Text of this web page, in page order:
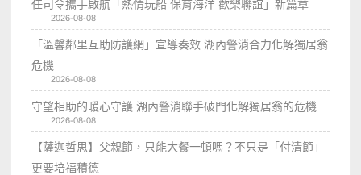
任司令攜手啟航「熱情玩船 保育海洋 歡樂聯誼」新篇章
2026-08-08
「溫馨鄰里互助防護網」宣導奏效 湖內警消合力化解獨居翁
危機
2026-08-08
守望相助的暖心守護 湖內警消聯手破門化解獨居翁的危機
2026-08-08
【薩迦哲思】父親節，只能大餐一頓嗎？不只是「付清節」
更要培福積德